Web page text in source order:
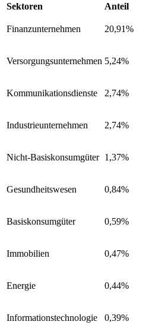
Sektoren Anteil
Finanzunternehmen 20,91%
Versorgungsunternehmen 5,24%
Kommunikationsdienste 2,74%
Industrieunternehmen 2,74%
Nicht-Basiskonsumgüter 1,37%
Gesundheitswesen 0,84%
Basiskonsumgüter 0,59%
Immobilien 0,47%
Energie 0,44%
Informationstechnologie 0,39%